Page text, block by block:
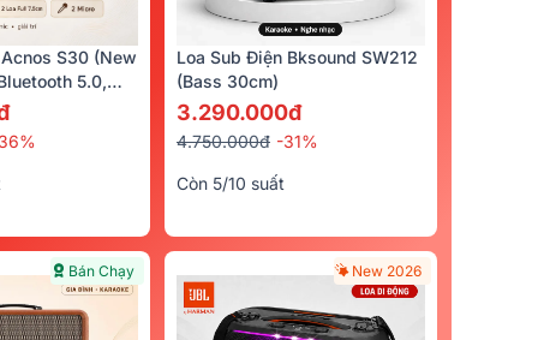
S30 (New
5.0,
Loa Sub Điện Bksound SW212
(bass 30cm)
3.290.000đ
4.750.000đ -31%
Còn 5/10 suất
Bán Chạy New 2026